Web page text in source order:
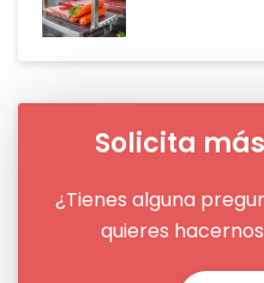
Solicita
¿Tienes alguna
quieres